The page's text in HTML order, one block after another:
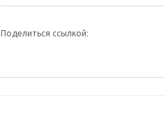
Поделиться ссылкой: